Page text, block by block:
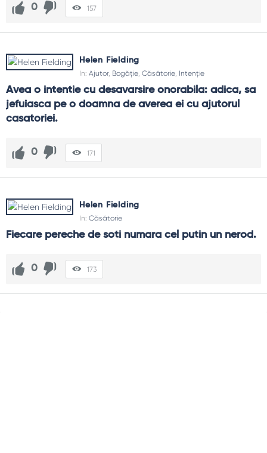
0 157
Helen Fielding
In: Ajutor, Bogăție Căsătorie Intenție
Avea o intentie cu desavarsire onorabila: adica, sa
jefuiasca pe o doamna de averea ei cu ajutorul
casatoriei.
0 171
Helen Fielding
In: Căsătorie
Fiecare pereche de soti numara cel putin un nerod.
0 173